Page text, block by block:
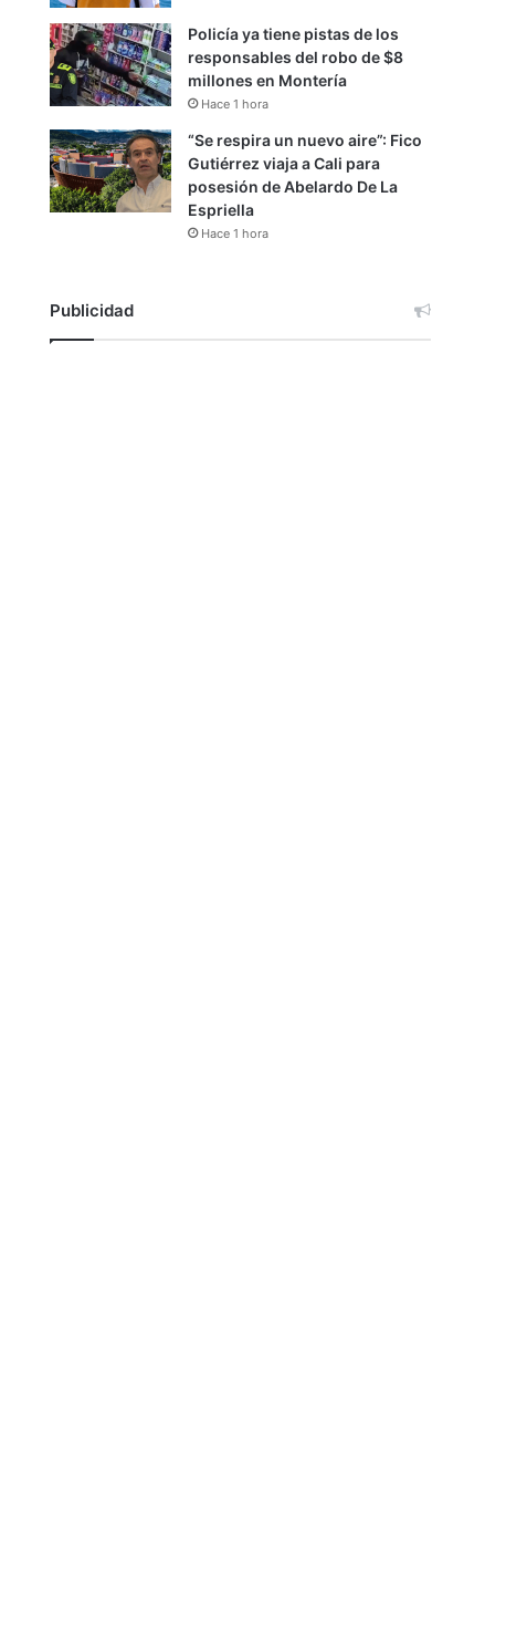
Policía ya tiene pistas de los
responsables del robo de $8
millones en Montería
Hace 1 hora
“Se respira un nuevo aire”: Fico
Gutiérrez viaja a Cali para
posesión de Abelardo De La
Espriella
Hace 1 hora
Publicidad